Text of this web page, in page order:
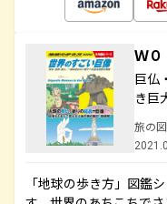
Ｗ
巨仏
き巨
旅の
「地球の歩き方」図鑑